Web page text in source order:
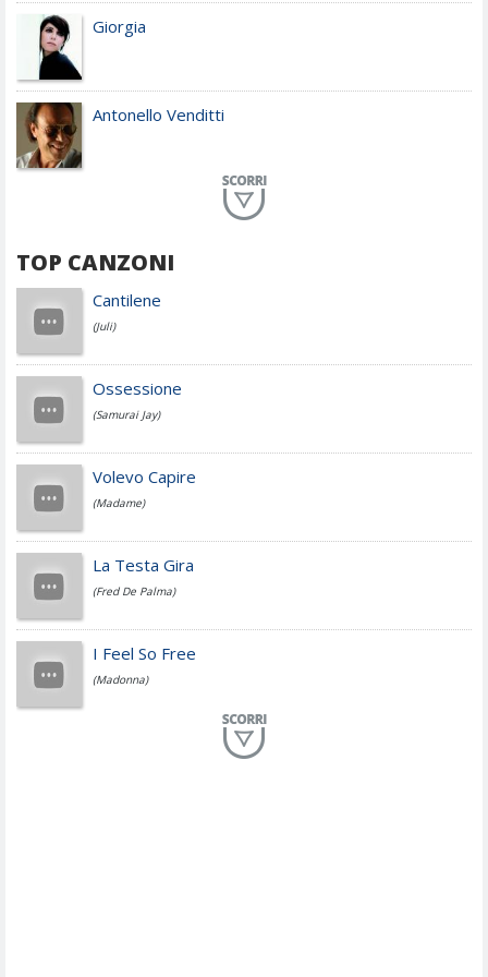
Giorgia
Antonello Venditti
Achille Lauro
Cesare Cremonini
Jovanotti
Fedez
Simone Cristicchi
TOP CANZONI
Cantilene
(Juli)
Ossessione
(Samurai Jay)
Volevo Capire
(Madame)
La Testa Gira
(Fred De Palma)
I Feel So Free
(Madonna)